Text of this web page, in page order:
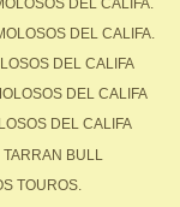
DEL CALIFA.
DEL CALIFA.
DEL CALIFA
DEL CALIFA
DEL CALIFA
BULL
TOUROS.